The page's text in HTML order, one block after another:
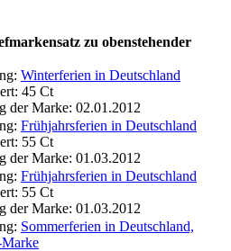
zu obenstehender
Winterferien in Deutschland
45 Ct
der Marke: 02.01.2012
Frühjahrsferien in Deutschland
55 Ct
der Marke: 01.03.2012
Frühjahrsferien in Deutschland
55 Ct
der Marke: 01.03.2012
Sommerferien in Deutschland,